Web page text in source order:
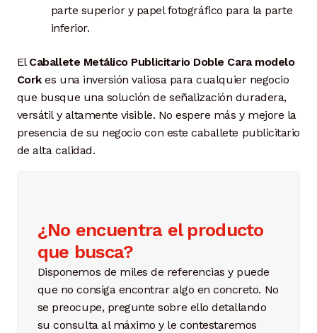
parte superior y papel fotográfico para la parte
inferior.
El Caballete Metálico Publicitario Doble Cara modelo
Corkes una inversión valiosa para cualquier negocio
que busque una solución de señalización duradera,
versátil y altamente visible. No espere más y mejore la
presencia de su negocio con este caballete publicitario
de alta calidad.
¿No encuentra el producto
que busca?
Disponemos de miles de referencias y puede
que no consiga encontrar algo en concreto. No
se preocupe, pregunte sobre ello detallando
su consulta al máximo y le contestaremos